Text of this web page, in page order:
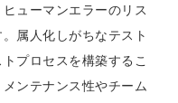
ューマンエラーのリス
属人化しがちなテスト
プロセスを構築するこ
ンテナンス性やチーム